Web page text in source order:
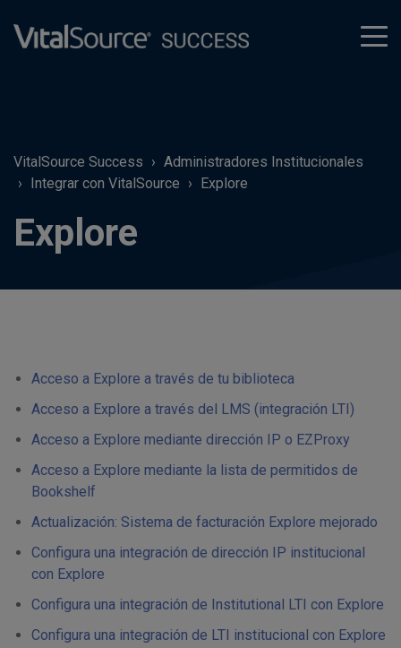
VitalSource Success
Administradores Institucionales
Integrar con VitalSource
Explore
Explore
Acceso a Explore a través de tu biblioteca
Acceso a Explore a través del LMS (integración LTI)
Acceso a Explore mediante dirección IP o EZProxy
Acceso a Explore mediante la lista de permitidos de
Bookshelf
Actualización: Sistema de facturación Explore mejorado
Configura una integración de dirección IP institucional
con Explore
Configura una integración de Institutional LTI con Explore
Configura una integración de LTI institucional con Explore